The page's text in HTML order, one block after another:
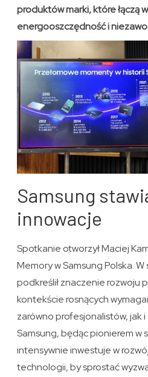
produktów marki, które łączą
energooszczędność i
Samsung
innowacje
Spotkanie otworzył Maciej
Memory w Samsung Polska.
podkreślił znaczenie rozwoju
kontekście rosnących
zarówno profesjonalistów, jak
Samsung, będąc pionierem w
intensywnie inwestuje w
technologii, by sprostać